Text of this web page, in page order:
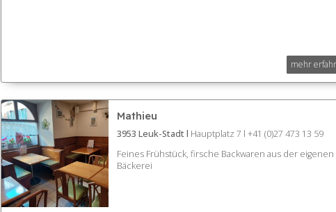
mehr
Mathieu
3953 Leuk-Stadt l Hauptplatz 7 l +41 (0)27 473 13 59
Feines Frühstück, firsche Backwaren aus der eigenen
Bäckerei